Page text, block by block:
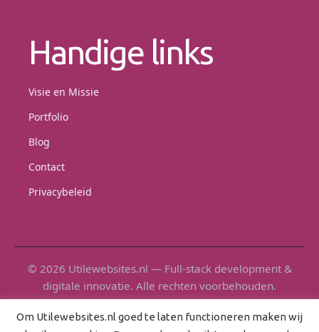
Handige links
Visie en Missie
Portfolio
Blog
Contact
Privacybeleid
© 2026 Utilewebsites.nl — Full-stack development &
digitale innovatie. Alle rechten voorbehouden.
Om Utilewebsites.nl goed te laten functioneren maken wij